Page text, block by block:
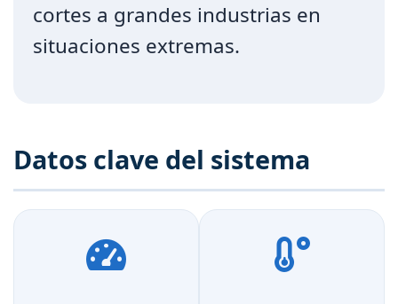
cortes a grandes industrias en
situaciones extremas.
Datos clave del sistema